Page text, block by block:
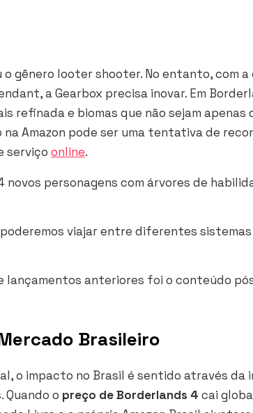
gênero looter shooter. No entanto, com a
a Gearbox precisa inovar. Em
refinada e biomas que não sejam apenas
Amazon pode ser uma tentativa de
serviço online.
novos personagens com árvores de
poderemos viajar entre diferentes
lançamentos anteriores foi o conteúdo
Brasileiro
o impacto no Brasil é sentido através da
o preço de Borderlands 4 cai